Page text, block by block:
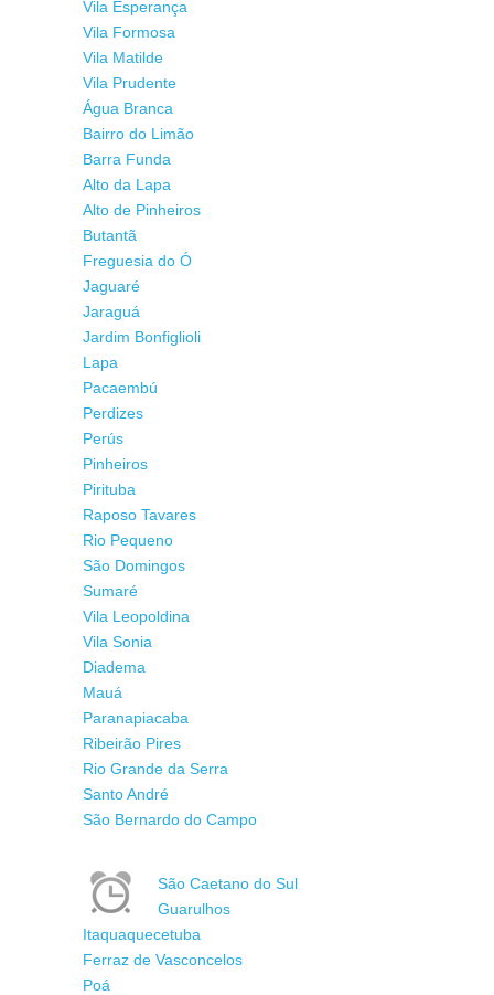
Vila Esperança
Vila Formosa
Vila Matilde
Vila Prudente
Água Branca
Bairro do Limão
Barra Funda
Alto da Lapa
Alto de Pinheiros
Butantã
Freguesia do Ó
Jaguaré
Jaraguá
Jardim Bonfiglioli
Lapa
Pacaembú
Perdizes
Perús
Pinheiros
Pirituba
Raposo Tavares
Rio Pequeno
São Domingos
Sumaré
Vila Leopoldina
Vila Sonia
Diadema
Mauá
Paranapiacaba
Ribeirão Pires
Rio Grande da Serra
Santo André
São Bernardo do Campo
São Caetano do Sul
Guarulhos
Itaquaquecetuba
Ferraz de Vasconcelos
Poá